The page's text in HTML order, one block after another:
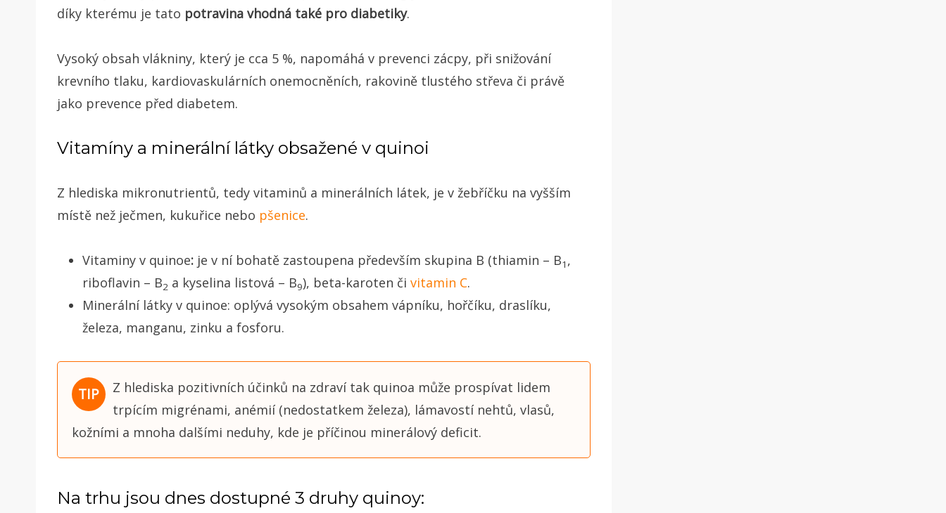
díky kterému je tato potravina vhodná také pro diabetiky.
Vysoký obsah vlákniny, který je cca 5 %, napomáhá v prevenci zácpy, při snižování
krevního tlaku, kardiovaskulárních onemocněních, rakovině tlustého střeva či právě
jako prevence před diabetem.
Vitamíny a minerální látky obsažené v quinoi
Z hlediska mikronutrientů, tedy vitaminů a minerálních látek, je v žebříčku na vyšším
místě než ječmen, kukuřice nebo pšenice.
Vitaminy v quinoe: je v ní bohatě zastoupena především skupina B (thiamin – B1 ,
riboflavin – B2 a kyselina listová – B9), beta-karoten či vitamin C.
Minerální látky v quinoe: oplývá vysokým obsahem vápníku, hořčíku, draslíku,
železa, manganu, zinku a fosforu.
Z hlediska pozitivních účinků na zdraví tak quinoa může prospívat lidem
trpícím migrénami, anémií (nedostatkem železa), lámavostí nehtů, vlasů,
kožními a mnoha dalšími neduhy, kde je příčinou minerálový deficit.
Na trhu jsou dnes dostupné 3 druhy quinoy: